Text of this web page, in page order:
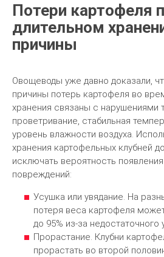
Потери картофеля
длительном
причины
Овощеводы уже давно доказали,
причины потерь картофеля во
хранения связаны с нарушениями
проветривание, стабильная
уровень влажности воздуха.
хранения картофельных клубней
исключать вероятность
повреждений:
Усушка или увядание. На
потеря веса картофеля
до 95% из-за недостаточного
Прорастание. Клубни
прорастать во второй